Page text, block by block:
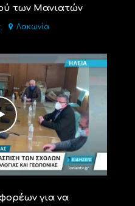
των Μανιατών
Λακωνία
για να